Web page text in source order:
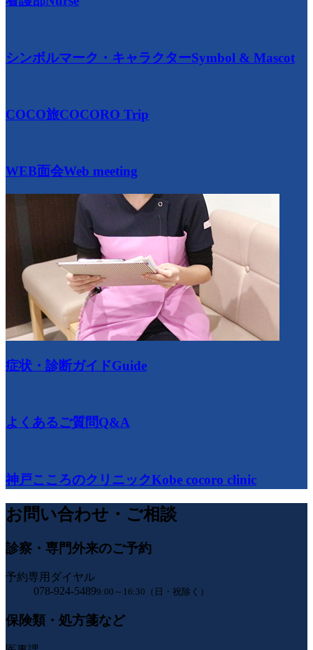
シンボルマーク・キャラクターSymbol & Mascot
COCO旅COCORO Trip
WEB面会Web meeting
症状・診断ガイドGuide
よくあるご質問Q&A
神戸こころのクリニックKobe cocoro clinic
お問い合わせ・ご相談
診察・専門外来のご予約
予約専用ダイヤル
078-924-54899:00～16:30（日・祝除く）
保険類・処方箋など